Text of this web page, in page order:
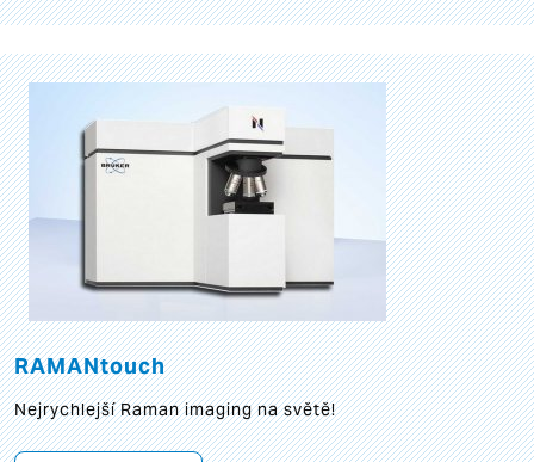
RAMANtouch
Nejrychlejší Raman imaging na světě!